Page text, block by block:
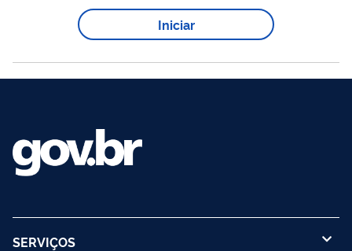
PortalBrasileiro de Dados Abertos (CGU).
Iniciar
SERVIÇOS